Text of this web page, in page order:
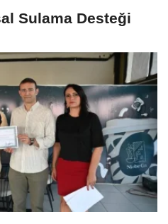
Sulama Desteği